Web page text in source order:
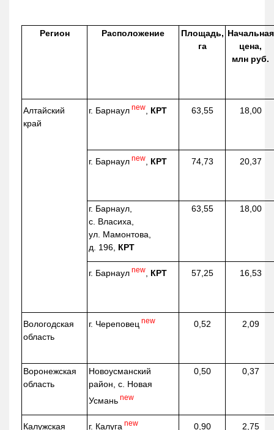
Регион Расположение
Площадь,
га
Начальная
цена,
млн руб.
Алтайский
край
г. Барнаул new КРТ 63,55 18,00
г. Барнаул new КРТ 74,73 20,37
г. Барнаул,
с. Власиха,
ул. Мамонтова,
д. 196, КРТ
63,55 18,00
г. Барнаул new КРТ 57,25 16,53
Вологодская
область
г. Череповец new 0,52 2,09
Воронежская
область
Новоусманский
район, с. Новая
Усмань new
0,50 0,37
Калужская г. Калуга new 0,90 2,75